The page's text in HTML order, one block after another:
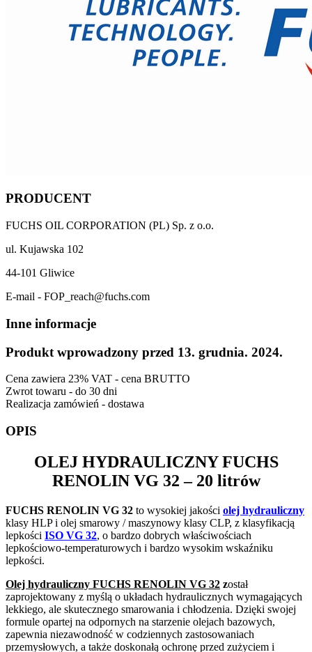
PRODUCENT
FUCHS OIL CORPORATION (PL) Sp. z o.o.
ul. Kujawska 102
44-101 Gliwice
E-mail - FOP_reach@fuchs.com
Inne informacje
Produkt wprowadzony przed 13. grudnia. 2024.
Cena zawiera 23% VAT - cena BRUTTO
Zwrot towaru - do 30 dni
Realizacja zamówień - dostawa
OPIS
OLEJ HYDRAULICZNYFUCHS
RENOLIN VG 32 – 20 litrów
FUCHS RENOLIN VG 32 to wysokiej jakości olej hydrauliczny
klasy HLP i olej smarowy / maszynowy klasy CLP, z klasyfikacją
lepkości ISO VG 32, o bardzo dobrych właściwościach
lepkościowo-temperaturowych i bardzo wysokim wskaźniku
lepkości.
Olej hydrauliczny FUCHS RENOLIN VG 32 został
zaprojektowany z myślą o układach hydraulicznych wymagających
lekkiego, ale skutecznego smarowania i chłodzenia. Dzięki swojej
formule opartej na odpornych na starzenie olejach bazowych,
zapewnia niezawodność w codziennych zastosowaniach
przemysłowych, a także doskonałą ochronę przed zużyciem i